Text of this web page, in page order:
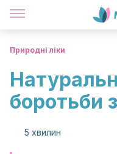
Природні ліки
боротьби
5 хвилин